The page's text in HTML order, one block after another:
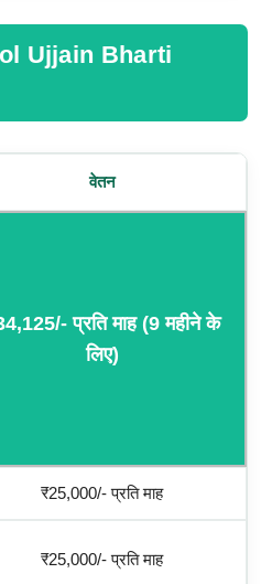
Ujjain Bharti
वेतन
प्रति माह (9 महीने के
लिए)
₹25,000/- प्रति माह
₹25,000/- प्रति माह